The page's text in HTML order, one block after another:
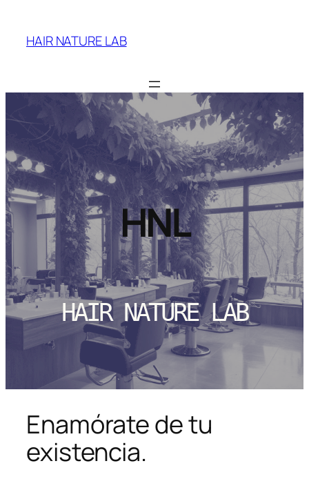
contenido
HAIR NATURE LAB
HNL
HAIR NATURE LAB
Enamórate de tu
existencia.